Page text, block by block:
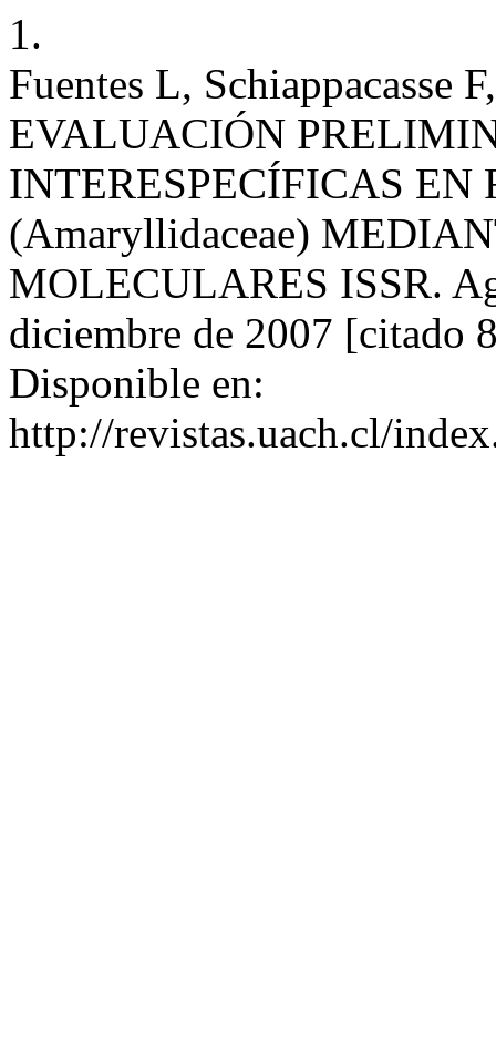
1.
Fuentes L, Schiappacasse
EVALUACIÓN
INTERESPECÍFICAS EN
(Amaryllidaceae)
MOLECULARES ISSR.
diciembre de 2007 [citado
Disponible en:
http://revistas.uach.cl/